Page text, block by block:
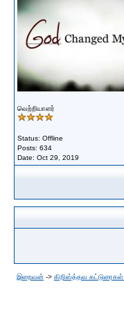
வெற்றியாளர்
Status: Offline
Posts: 634
Date: Oct 29, 2019
இறைவன் -> கிறிஸ்த்தவ கட்டுரைகள்